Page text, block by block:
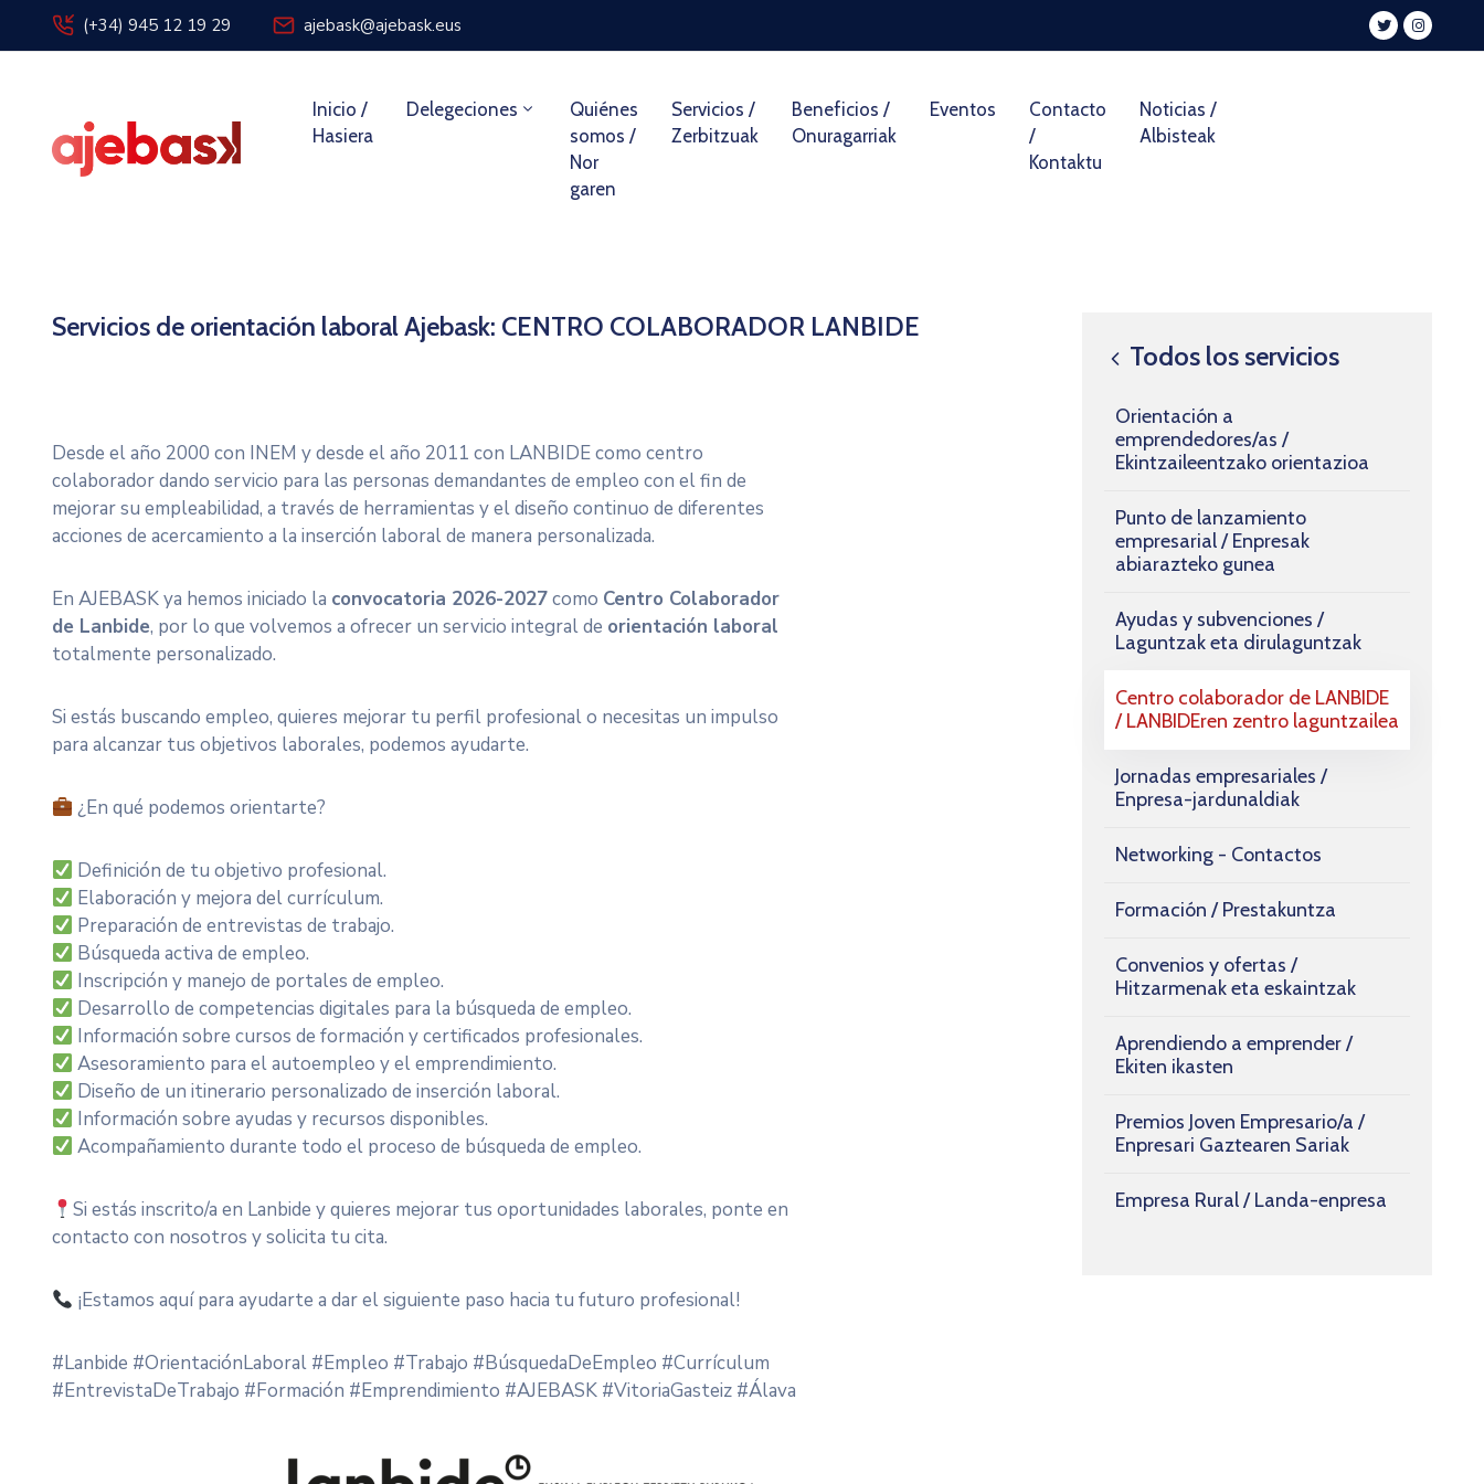
(+34) 945 12 19 29 ajebask@ajebask.eus
Inicio /
Hasiera
Delegeciones
Quiénes
somos /
Nor
garen
Servicios /
Zerbitzuak
Beneficios /
Onuragarriak
Eventos
Contacto
/
Kontaktu
Noticias /
Albisteak
Servicios de orientación laboral Ajebask: CENTRO COLABORADOR LANBIDE
Desde el año 2000 con INEM y desde el año 2011 con LANBIDE como centro
colaborador dando servicio para las personas demandantes de empleo con el fin de
mejorar su empleabilidad, a través de herramientas y el diseño continuo de diferentes
acciones de acercamiento a la inserción laboral de manera personalizada.
En AJEBASK ya hemos iniciado la convocatoria 2026-2027como Centro Colaborador
de Lanbide, por lo que volvemos a ofrecer un servicio integral de orientación laboral
totalmente personalizado.
Si estás buscando empleo, quieres mejorar tu perfil profesional o necesitas un impulso
para alcanzar tus objetivos laborales, podemos ayudarte.
¿En qué podemos orientarte?
Definición de tu objetivo profesional.
Elaboración y mejora del currículum.
Preparación de entrevistas de trabajo.
Búsqueda activa de empleo.
Inscripción y manejo de portales de empleo.
Desarrollo de competencias digitales para la búsqueda de empleo.
Información sobre cursos de formación y certificados profesionales.
Asesoramiento para el autoempleo y el emprendimiento.
Diseño de un itinerario personalizado de inserción laboral.
Información sobre ayudas y recursos disponibles.
Acompañamiento durante todo el proceso de búsqueda de empleo.
Si estás inscrito/a en Lanbide y quieres mejorar tus oportunidades laborales, ponte en
contacto con nosotros y solicita tu cita.
¡Estamos aquí para ayudarte a dar el siguiente paso hacia tu futuro profesional!
#Lanbide #OrientaciónLaboral #Empleo #Trabajo #BúsquedaDeEmpleo #Currículum
#EntrevistaDeTrabajo #Formación #Emprendimiento #AJEBASK #VitoriaGasteiz #Álava
Todos los servicios
Orientación a
emprendedores/as /
Ekintzaileentzako orientazioa
Punto de lanzamiento
empresarial / Enpresak
abiarazteko gunea
Ayudas y subvenciones /
Laguntzak eta dirulaguntzak
Centro colaborador de LANBIDE
/ LANBIDEren zentro laguntzailea
Jornadas empresariales /
Enpresa-jardunaldiak
Networking - Contactos
Formación / Prestakuntza
Convenios y ofertas /
Hitzarmenak eta eskaintzak
Aprendiendo a emprender /
Ekiten ikasten
Premios Joven Empresario/a /
Enpresari Gaztearen Sariak
Empresa Rural / Landa-enpresa